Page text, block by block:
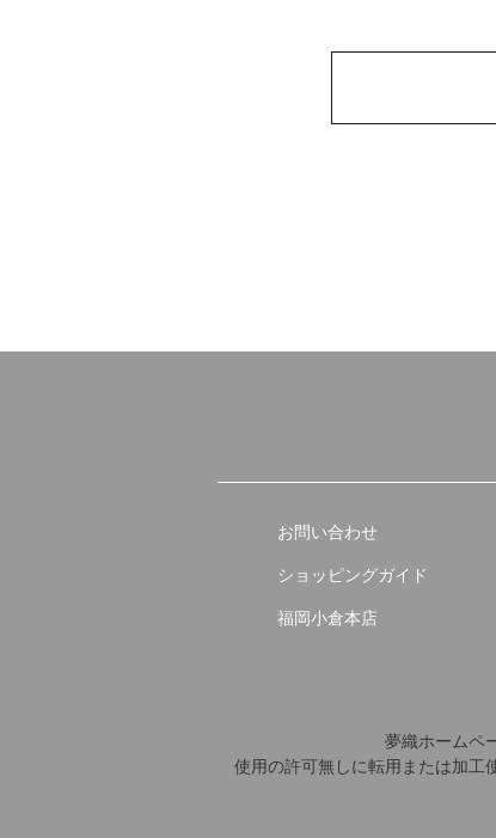
お問い合わせ
ショッピングガイド
福岡小倉本店
夢織ホームペ
使用の許可無しに転用または加工